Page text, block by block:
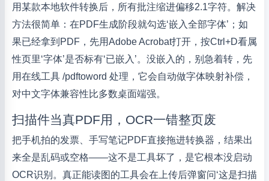
用某款本地软件转换后，所有批注缩进偏移2.1字符。解决
方法很简单：在PDF生成阶段就勾选‘嵌入全部字体’；如
果已经拿到PDF，先用Adobe Acrobat打开，按Ctrl+D看属
性页里‘字体’是否标有‘已嵌入’。没嵌入的，别急着转，先
用在线工具 /pdftoword 处理，它会自动做字体映射补偿，
对中文字体兼容性比多数桌面端强。
扫描件当真PDF用，OCR一错整页废
把手机拍的发票、手写笔记PDF直接拖进转换器，结果出
来全是乱码或空格——这不是工具坏了，是它根本没启动
OCR识别。真正能读图的工具会在上传后弹窗问‘这是扫描